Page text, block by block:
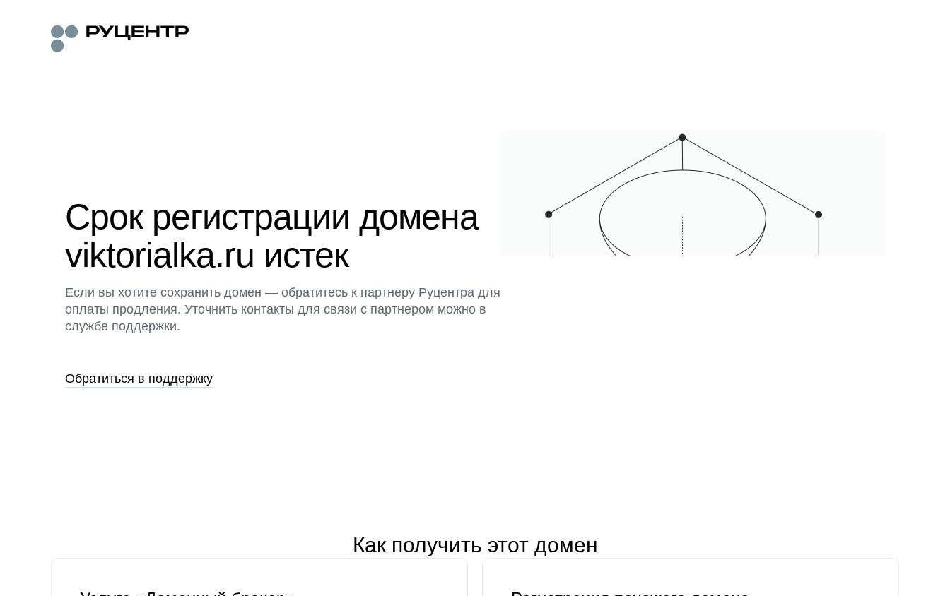
Срок регистрации домена
viktorialka.ru истек
Если вы хотите сохранить домен — обратитесь к партнеру Руцентра для
оплаты продления. Уточнить контакты для связи с партнером можно в
службе поддержки.
Обратиться в поддержку
Как получить этот домен